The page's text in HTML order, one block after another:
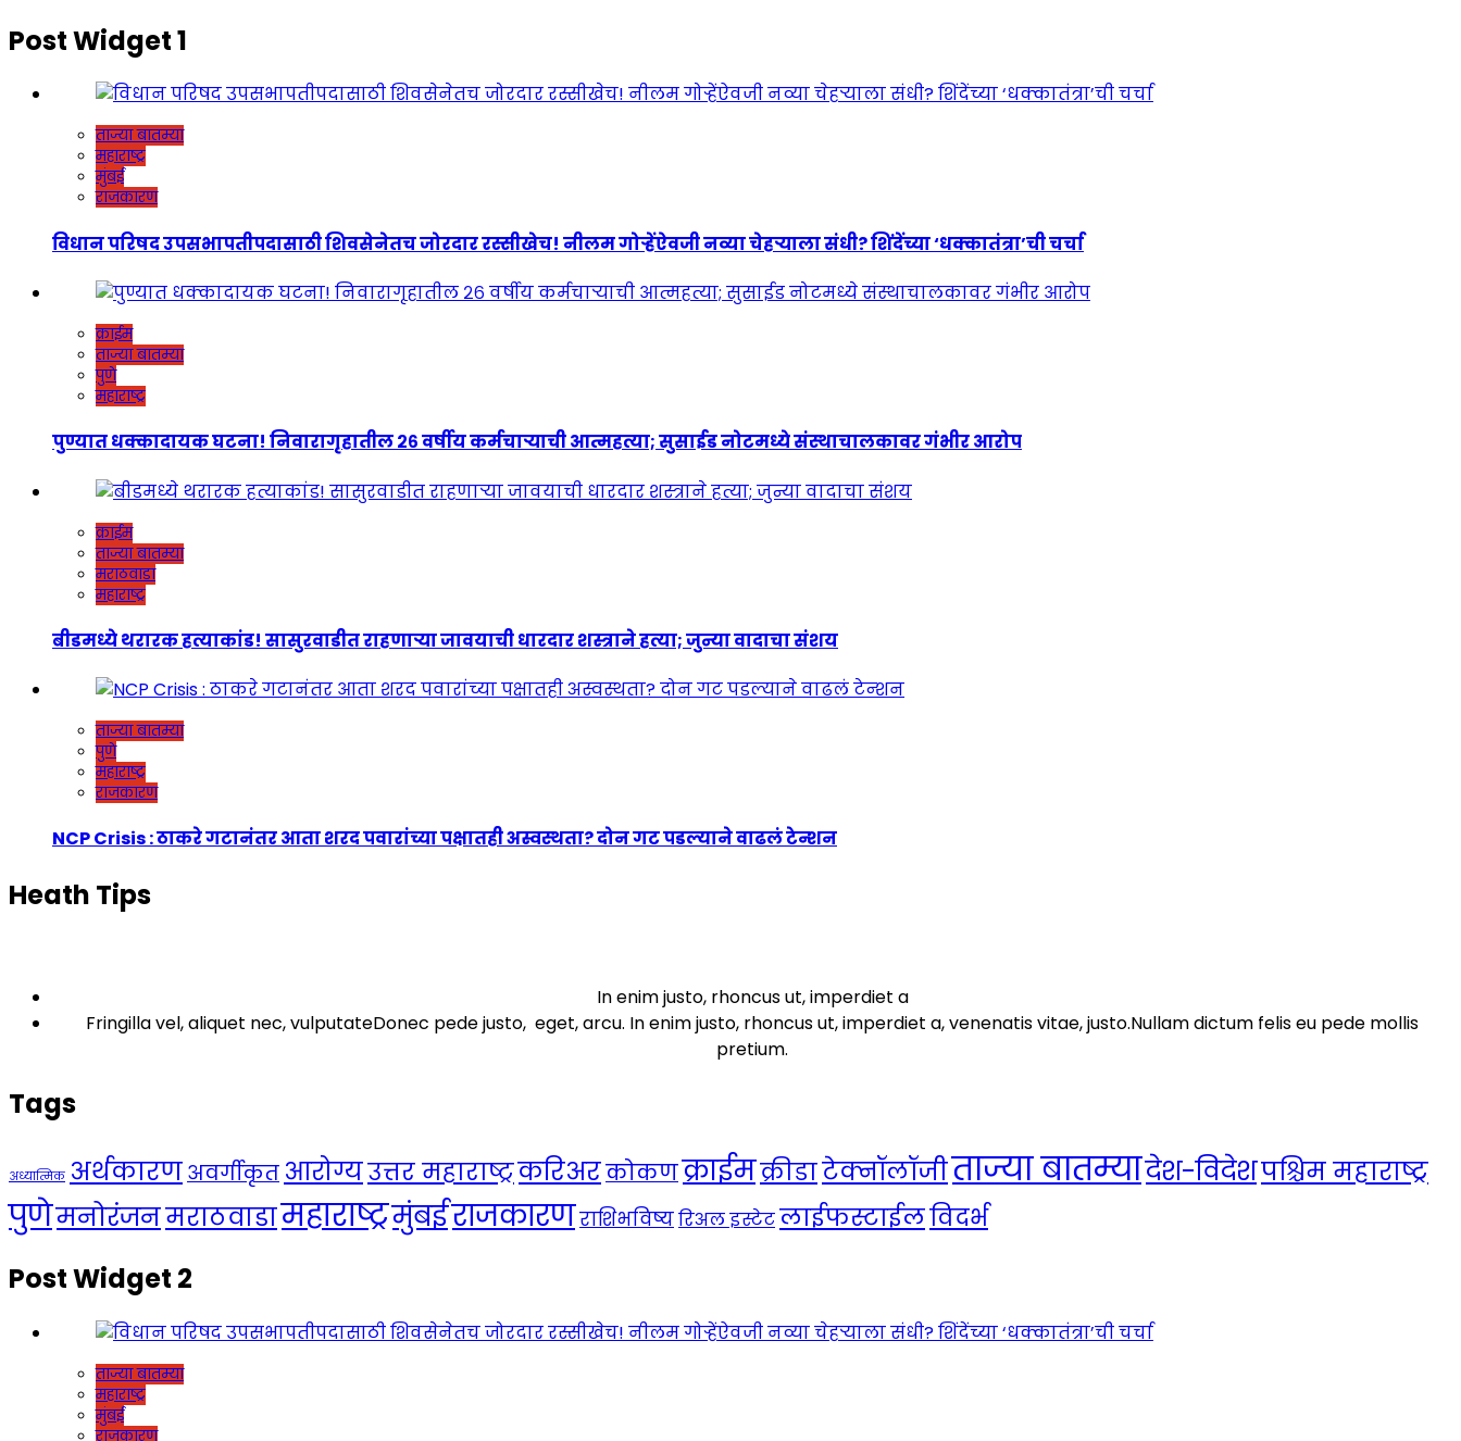
Post Widget 1
ताज्या बातम्या
महाराष्ट्र
मुंबई
राजकारण
विधान परिषद उपसभापतीपदासाठी शिवसेनेतच जोरदार रस्सीखेच! नीलम गोऱ्हेंऐवजी नव्या चेहऱ्याला संधी? शिंदेंच्या ‘धक्कातंत्रा’ची चर्चा
क्राईम
ताज्या बातम्या
पुणे
महाराष्ट्र
पुण्यात धक्कादायक घटना! निवारागृहातील २६ वर्षीय कर्मचाऱ्याची आत्महत्या; सुसाईड नोटमध्ये संस्थाचालकावर गंभीर आरोप
क्राईम
ताज्या बातम्या
मराठवाडा
महाराष्ट्र
बीडमध्ये थरारक हत्याकांड! सासुरवाडीत राहणाऱ्या जावयाची धारदार शस्त्राने हत्या; जुन्या वादाचा संशय
ताज्या बातम्या
पुणे
महाराष्ट्र
राजकारण
NCP Crisis : ठाकरे गटानंतर आता शरद पवारांच्या पक्षातही अस्वस्थता? दोन गट पडल्याने वाढलं टेन्शन
Heath Tips
In enim justo, rhoncus ut, imperdiet a
Fringilla vel, aliquet nec, vulputateDonec pede justo, eget, arcu. In enim justo, rhoncus ut, imperdiet a, venenatis vitae, justo.Nullam dictum felis eu pede mollis
pretium.
Tags
अध्यात्मिक अर्थकारणअवर्गीकृत आरोग्यउत्तर महाराष्ट्रकरिअरकोकणक्राईमक्रीडाटेक्नॉलॉजीताज्या बातम्यादेश-विदेशपश्चिम महाराष्ट्र
पुणेमनोरंजनमराठवाडामहाराष्ट्रमुंबईराजकारणराशिभविष्यरिअल इस्टेटलाईफस्टाईलविदर्भ
Post Widget 2
ताज्या बातम्या
महाराष्ट्र
मुंबई
राजकारण